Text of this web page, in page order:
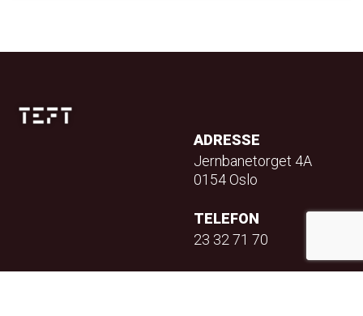
ADRESSE
Jernbanetorget 4A
0154 Oslo
TELEFON
23 32 71 70